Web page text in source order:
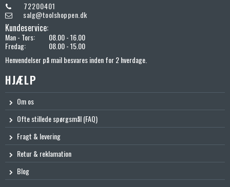
72200401
salg@toolshoppen.dk
Kundeservice:
Man - Tors:
08.00 - 16.00
Fredag:
08.00 - 15.00
Henvendelser på mail besvares inden for 2 hverdage.
HJÆLP
Om os
Ofte stillede spørgsmål (FAQ)
Fragt & levering
Retur & reklamation
Blog